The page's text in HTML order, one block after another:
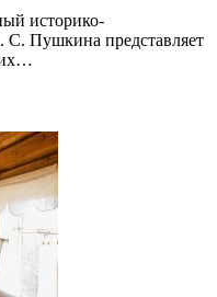
историко-
С. Пушкина представляет